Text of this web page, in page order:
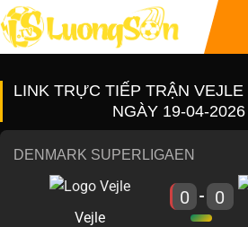
LINK TRỰC TIẾP TRẬN
NGÀY 19-04-
DENMARK SUPERLIGAEN
Vejle
0 - 0